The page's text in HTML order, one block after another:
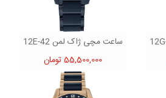
ساعت مچی ژاک لمن 42-12E
55,500,000 تومان